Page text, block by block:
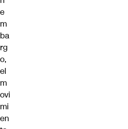
e
m
ba
rg
o,
el
m
ovi
mi
en